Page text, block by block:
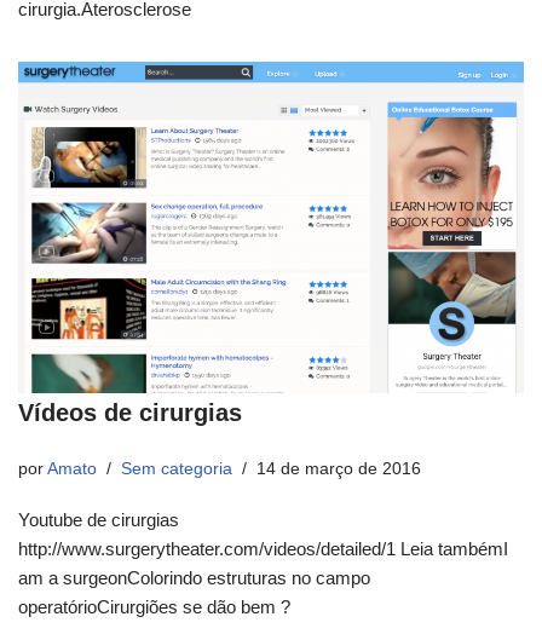
cirurgia.Aterosclerose
Vídeos de cirurgias
por Amato Sem categoria 14 de março de 2016
Youtube de cirurgias
http://www.surgerytheater.com/videos/detailed/1 Leia tambémI
am a surgeonColorindo estruturas no campo
operatórioCirurgiões se dão bem ?